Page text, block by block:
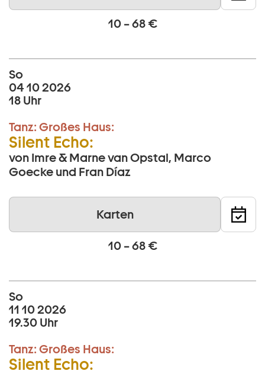
10 – 68 €
So
04 10 2026
18 Uhr
Tanz: Großes Haus:
Silent Echo:
von Imre & Marne van Opstal, Marco
Goecke und Fran Díaz
Karten
10 – 68 €
So
11 10 2026
19.30 Uhr
Tanz: Großes Haus:
Silent Echo: